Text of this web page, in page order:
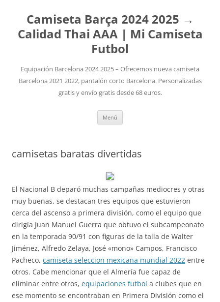
Camiseta Barça 2024 2025 →
Calidad Thai AAA | Mi Camiseta
Futbol
Equipación Barcelona 2024 2025 – Ofrecemos nueva camiseta
Barcelona 2021 2022, pantalón corto Barcelona. Personalizadas
gratis y envío gratis desde 68 euros.
Menú
camisetas baratas divertidas
El Nacional B deparó muchas campañas mediocres y otras
muy buenas, se destacan tres equipos que estuvieron
cerca del ascenso a primera división, como el equipo que
dirigía Juan Manuel Guerra que obtuvo el subcampeonato
en la temporada 90/91 con figuras de la talla de Walter
Jiménez, Alfredo Zelaya, José «mono» Campos, Francisco
Pacheco, camiseta seleccion mexicana mundial 2022 entre
otros. Cabe mencionar que el Almería fue capaz de
eliminar entre otros, equipaciones futbol a clubes que en
ese momento se encontraban en Primera División como el